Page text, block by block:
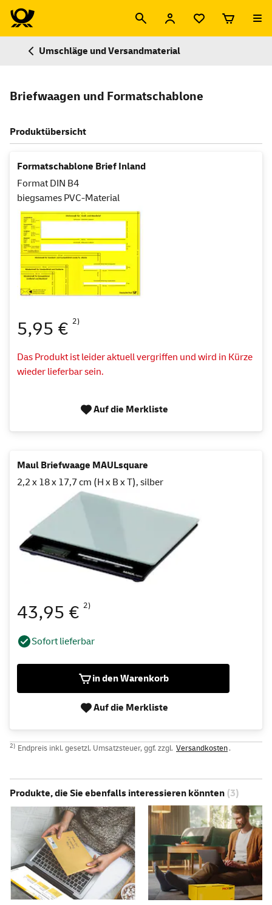
Umschläge und Versandmaterial
Briefwaagen und Formatschablone
Produktübersicht
Formatschablone Brief Inland
Format DIN B4
biegsames PVC-Material
5,95 € 2)
Das Produkt ist leider aktuell vergriffen und wird in Kürze
wieder lieferbar sein.
Auf die Merkliste
Maul Briefwaage MAULsquare
2,2 x 18 x 17,7 cm (H x B x T), silber
43,95 € 2)
Sofort lieferbar
in den Warenkorb
Auf die Merkliste
2) Endpreis inkl. gesetzl. Umsatzsteuer, ggf. zzgl. Versandkosten.
Produkte, die Sie ebenfalls interessieren könnten (3)